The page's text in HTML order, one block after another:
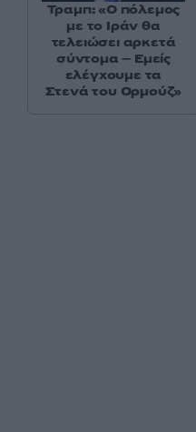
Τραμπ: «Ο πόλεμος
με το Ιράν θα
τελειώσει αρκετά
σύντομα – Εμείς
ελέγχουμε τα
Στενά του Ορμούζ»